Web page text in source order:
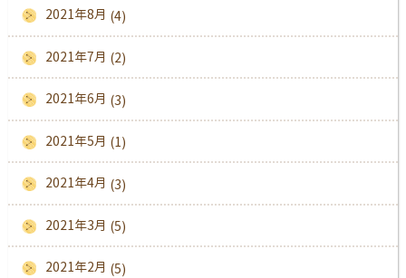
2021年8月 (4)
2021年7月 (2)
2021年6月 (3)
2021年5月 (1)
2021年4月 (3)
2021年3月 (5)
2021年2月 (5)